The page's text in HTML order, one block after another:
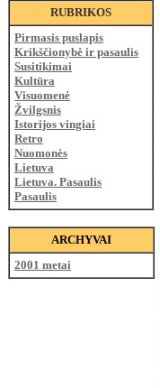
RUBRIKOS
Pirmasis puslapis
Krikščionybė ir pasaulis
Susitikimai
Kultūra
Visuomenė
Žvilgsnis
Istorijos vingiai
Retro
Nuomonės
Lietuva
Lietuva. Pasaulis
Pasaulis
ARCHYVAI
2001 metai